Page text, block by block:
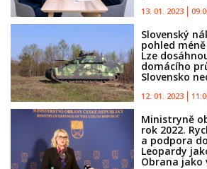
13. 01. 2023
Slovenský
pohled
Lze
domácího
Slovensko
12. 01. 2023
Ministryně
rok 2022.
a podpora
Leopardy
Obrana jako